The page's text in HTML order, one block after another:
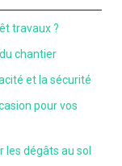
travaux ?
chantier
et la sécurité
pour vos
dégâts au sol